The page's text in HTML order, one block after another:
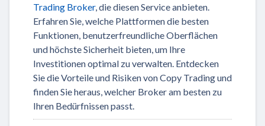
Trading Broker, die diesen Service anbieten.
Erfahren Sie, welche Plattformen die besten
Funktionen, benutzerfreundliche Oberflächen
und höchste Sicherheit bieten, um Ihre
Investitionen optimal zu verwalten. Entdecken
Sie die Vorteile und Risiken von Copy Trading und
finden Sie heraus, welcher Broker am besten zu
Ihren Bedürfnissen passt.